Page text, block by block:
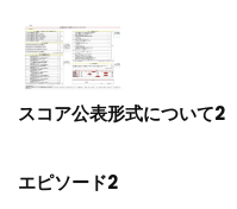
スコア公表形式について2
エピソード2